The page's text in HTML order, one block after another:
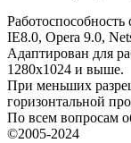
Работоспособность
IE8.0, Opera 9.0,
Адаптирован для
1280х1024 и выше.
При меньших
горизонтальной
По всем вопросам
©2005-2024